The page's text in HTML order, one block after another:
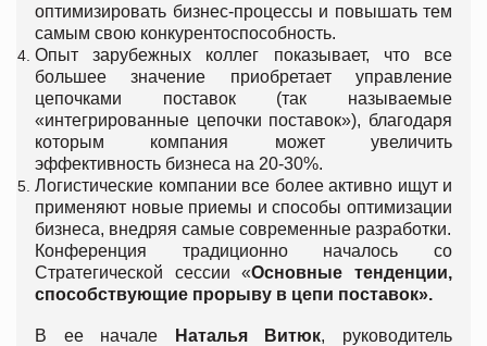
оптимизировать бизнес-процессы и повышать тем
самым свою конкурентоспособность.
Опыт зарубежных коллег показывает, что все
большее значение приобретает управление
цепочками поставок (так называемые
«интегрированные цепочки поставок»), благодаря
которым компания может увеличить
эффективность бизнеса на 20-30%.
Логистические компании все более активно ищут и
применяют новые приемы и способы оптимизации
бизнеса, внедряя самые современные разработки.
Конференция традиционно началось со
Стратегической сессии «Основные тенденции,
способствующие прорыву в цепи поставок».
В ее начале Наталья Витюк, руководитель